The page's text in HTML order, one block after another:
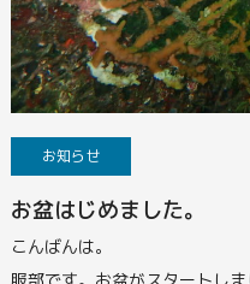
お知らせ
お盆はじめました。
こんばんは。
服部です。お盆がスタートし